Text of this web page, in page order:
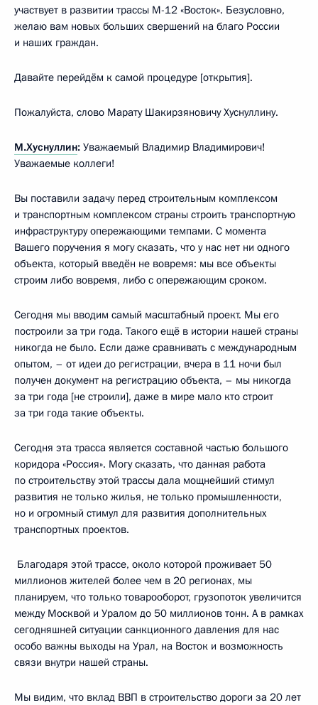
участвует в развитии трассы М-12 «Восток». Безусловно,
желаю вам новых больших свершений на благо России
и наших граждан.
Давайте перейдём к самой процедуре [открытия].
Пожалуйста, слово Марату Шакирзяновичу Хуснуллину.
М.Хуснуллин: Уважаемый Владимир Владимирович!
Уважаемые коллеги!
Вы поставили задачу перед строительным комплексом
и транспортным комплексом страны строить транспортную
инфраструктуру опережающими темпами. С момента
Вашего поручения я могу сказать, что у нас нет ни одного
объекта, который введён не вовремя: мы все объекты
строим либо вовремя, либо с опережающим сроком.
Сегодня мы вводим самый масштабный проект. Мы его
построили за три года. Такого ещё в истории нашей страны
никогда не было. Если даже сравнивать с международным
опытом, – от идеи до регистрации, вчера в 11 ночи был
получен документ на регистрацию объекта, – мы никогда
за три года [не строили], даже в мире мало кто строит
за три года такие объекты.
Сегодня эта трасса является составной частью большого
коридора «Россия». Могу сказать, что данная работа
по строительству этой трассы дала мощнейший стимул
развития не только жилья, не только промышленности,
но и огромный стимул для развития дополнительных
транспортных проектов.
Благодаря этой трассе, около которой проживает 50
миллионов жителей более чем в 20 регионах, мы
планируем, что только товарооборот, грузопоток увеличится
между Москвой и Уралом до 50 миллионов тонн. А в рамках
сегодняшней ситуации санкционного давления для нас
особо важны выходы на Урал, на Восток и возможность
связи внутри нашей страны.
Мы видим, что вклад ВВП в строительство дороги за 20 лет